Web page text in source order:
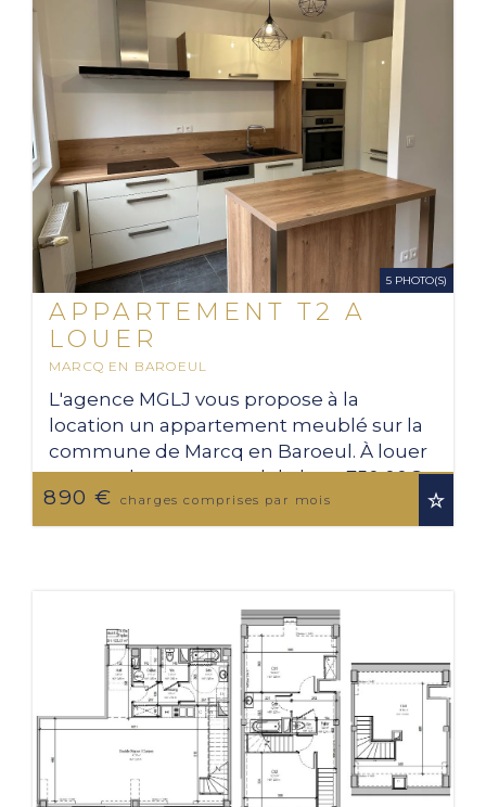
5 PHOTO(S)
APPARTEMENT T2 A
LOUER
MARCQ EN BAROEUL
44.24 M 2
890 € charges comprises par mois
L'agence MGLJ vous propose à la
location un appartement meublé sur la
commune de Marcq en Baroeul. À louer
pour un loyer mensuel de hors 750,00€ +
140,00€ de provision sur charges soit un
loyer de ...